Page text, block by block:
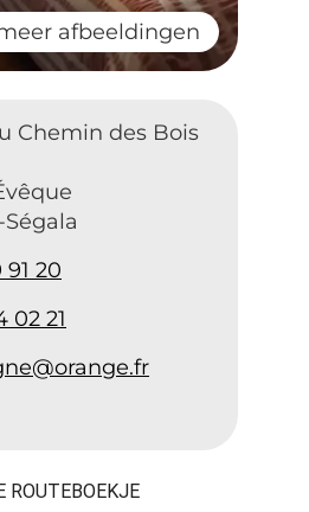
afbeeldingen
Chemin des Bois
91 20
02 21
ROUTEBOEKJE